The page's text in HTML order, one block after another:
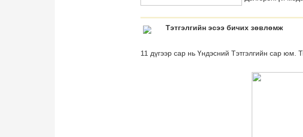
Тэтгэлгийн эсээ бичих зөвлөмж
11 дүгээр сар нь Үндэсний Тэтгэлгийн сар юм.